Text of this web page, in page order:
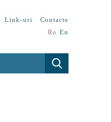
Link-uri
Contacte
Ro En